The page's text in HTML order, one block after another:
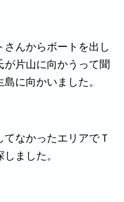
んからボートを出し
片山に向かうって聞
に向かいました。
なかったエリアでＴ
ました。